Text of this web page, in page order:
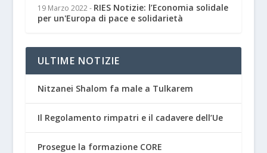
19 Marzo 2022 - RIES Notizie: l’Economia solidale
per un'Europa di pace e solidarietà
ULTIME NOTIZIE
Nitzanei Shalom fa male a Tulkarem
Il Regolamento rimpatri e il cadavere dell’Ue
Prosegue la formazione CORE